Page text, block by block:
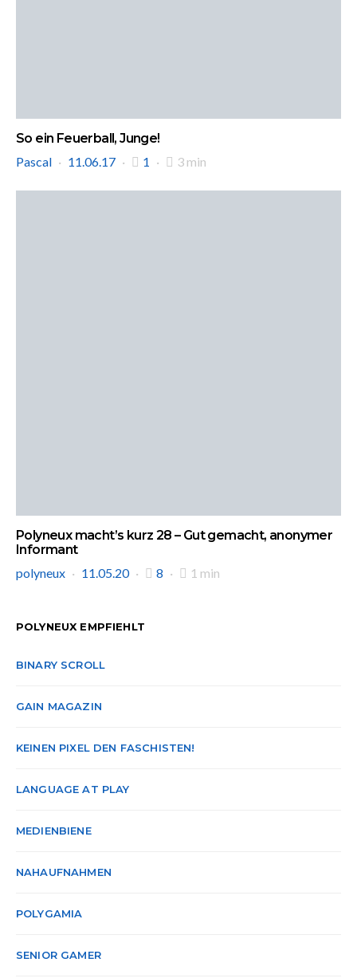
So ein Feuerball, Junge!
Pascal
11.06.17 1 3 min
Polyneux macht’s kurz 28 – Gut gemacht, anonymer
Informant
polyneux
11.05.20 8 1 min
POLYNEUX EMPFIEHLT
BINARY SCROLL
GAIN MAGAZIN
KEINEN PIXEL DEN FASCHISTEN!
LANGUAGE AT PLAY
MEDIENBIENE
NAHAUFNAHMEN
POLYGAMIA
SENIOR GAMER